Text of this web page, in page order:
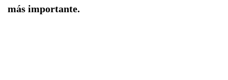
más importante.